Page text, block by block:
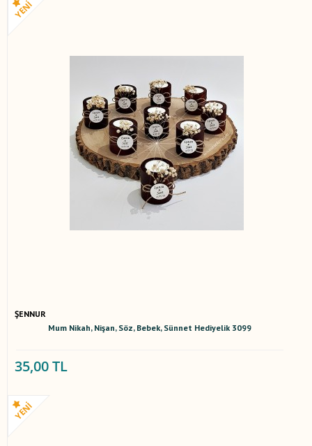
ŞENNUR
Mum Nikah, Nişan, Söz, Bebek, Sünnet Hediyelik 3099
35,00 TL